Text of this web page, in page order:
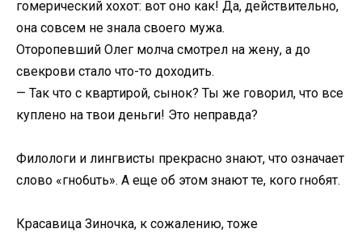
гомерический хохот: вот оно как! Да, действительно,
она совсем не знала своего мужа.
Оторопевший Олег молча смотрел на жену, а до
свекрови стало что-то доходить.
— Так что с квартирой, сынок? Ты же говорил, что все
куплено на твои деньги! Это неправда?
Филологи и лингвисты прекрасно знают, что означает
слово «гнo6uть». А еще об этом знают те, кого rнo6ят.
Красавица Зиночка, к сожалению, тоже